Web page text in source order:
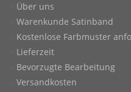
Über uns
Warenkunde Satinband
Kostenlose Farbmuster
Lieferzeit
Bevorzugte Bearbeitung
Versandkosten